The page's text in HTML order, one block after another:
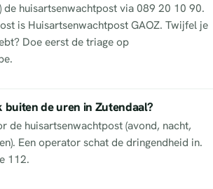
de huisartsenwachtpost via 089 20 10 90.
is Huisartsenwachtpost GAOZ. Twijfel je
Doe eerst de triage op
de uren in Zutendaal?
de huisartsenwachtpost (avond, nacht,
Een operator schat de dringendheid in.
112.